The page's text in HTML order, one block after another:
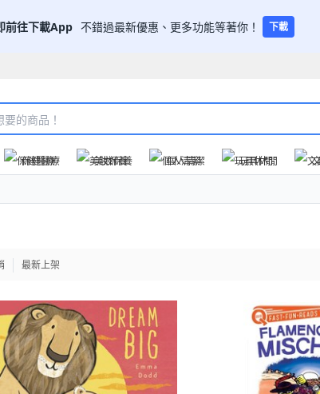
前往下載App 不錯過最新優惠、更多功能等著你！ 下載
保健醫療 美妝保養 個人清潔 玩具休閒
最新上架